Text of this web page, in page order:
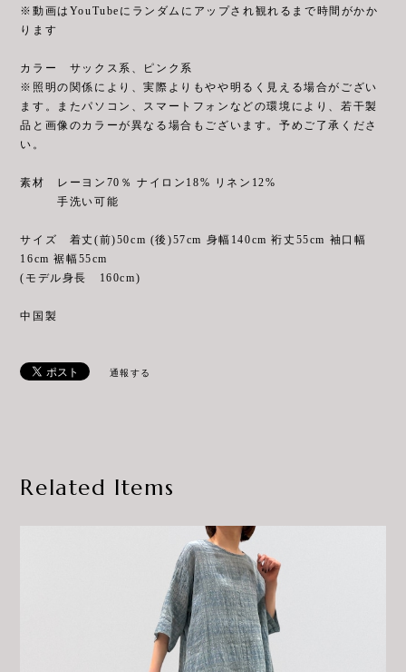
※動画はYouTubeにランダムにアップされ観れるまで時間がかか
ります
カラー サックス系、ピンク系
※照明の関係により、実際よりもやや明るく見える場合がござい
ます。またパソコン、スマートフォンなどの環境により、若干製
品と画像のカラーが異なる場合もございます。予めご了承くださ
い。
素材 レーヨン70％ ナイロン18% リネン12%
手洗い可能
サイズ 着丈(前)50cm (後)57cm 身幅140cm 裄丈55cm 袖口幅
16cm 裾幅55cm
(モデル身長 160cm)
中国製
通報する
Related Items